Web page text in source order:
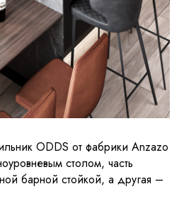
ODDS от фабрики Anzazo
столом, часть
барной стойкой, а другая –